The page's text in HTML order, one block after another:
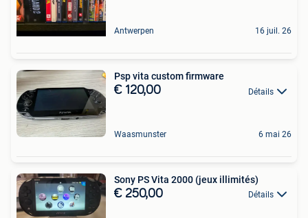
Antwerpen 16 juil. 26
Psp vita custom firmware
€ 120,00 Détails
Waasmunster 6 mai 26
Sony PS Vita 2000 (jeux illimités)
€ 250,00 Détails